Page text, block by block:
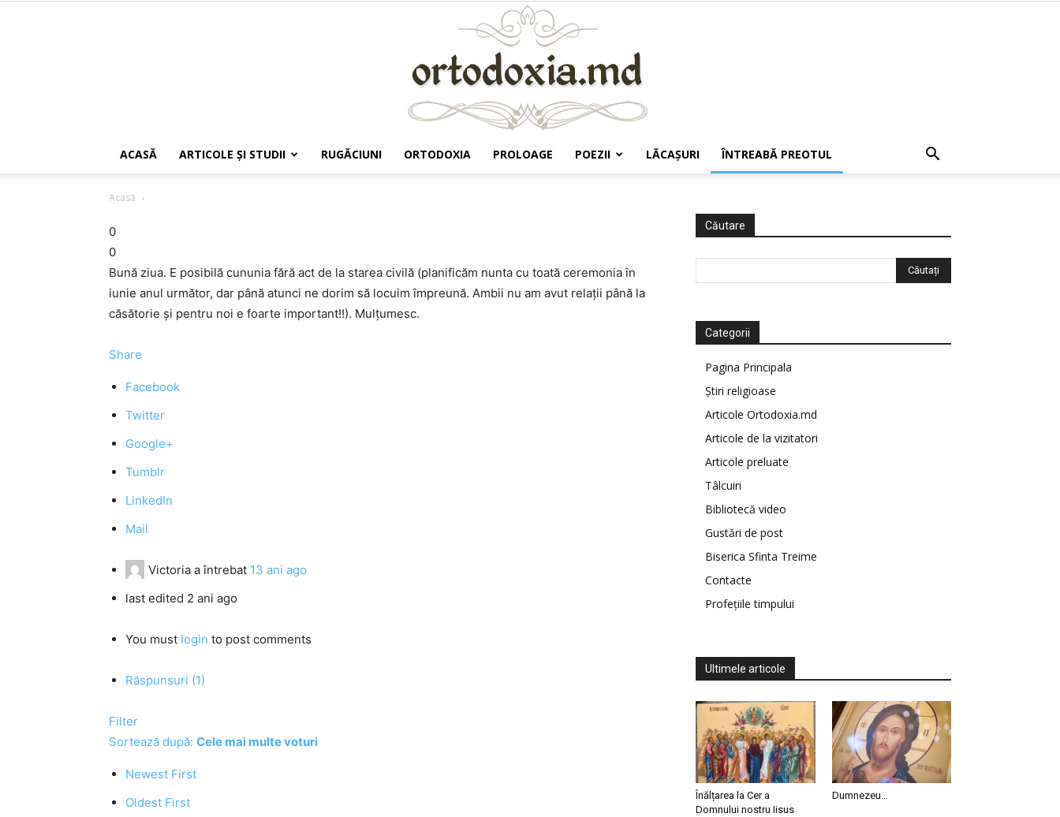
ACASĂ ARTICOLE ŞI STUDII RUGĂCIUNI ORTODOXIA PROLOAGE POEZII LĂCAŞURI ÎNTREABĂ PREOTUL
Acasă
0
0
Bună ziua. E posibilă cununia fără act de la starea civilă (planificăm nunta cu toată ceremonia în
iunie anul următor, dar până atunci ne dorim să locuim împreună. Ambii nu am avut relații până la
căsătorie și pentru noi e foarte important!!). Mulțumesc.
Share
Facebook
Twitter
Google+
Tumblr
LinkedIn
Mail
Victoria a întrebat 13 ani ago
last edited 2 ani ago
You must login to post comments
Răspunsuri (1)
Filter
Sortează după: Cele mai multe voturi
Newest First
Oldest First
Căutare
Categorii
Pagina Principala
Știri religioase
Articole Ortodoxia.md
Articole de la vizitatori
Articole preluate
Tâlcuiri
Bibliotecă video
Gustări de post
Biserica Sfinta Treime
Contacte
Profețiile timpului
Ultimele articole
Înălțarea la Cer a
Domnului nostru Iisus
Dumnezeu…